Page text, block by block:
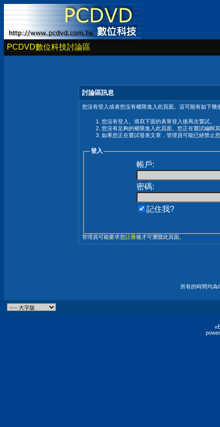
PCDVD數位科技討論區
討論區訊息
您沒有登入或者您沒有權限進入此頁面。這可能有如下幾
您沒有登入。填寫下面的表單登入後再次嘗試。
您沒有足夠的權限進入此頁面。您正在嘗試編輯
如果您正在嘗試發表文章，管理員可能已經禁止
登入
帳戶:
密碼:
記住我?
管理員可能要求您註冊後才可瀏覽此頁面。
所有的時間均為